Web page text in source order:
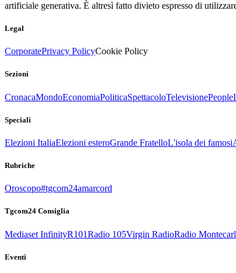
artificiale generativa. È altresì fatto divieto espresso di
Legal
CorporatePrivacy PolicyCookie Policy
Sezioni
CronacaMondoEconomiaPoliticaSpettacoloTelevisionePeople
Speciali
Elezioni ItaliaElezioni esteroGrande FratelloL'isola dei famosi
Rubriche
Oroscopo#tgcom24amarcord
Tgcom24 Consiglia
Mediaset InfinityR101Radio 105Virgin RadioRadio
Eventi